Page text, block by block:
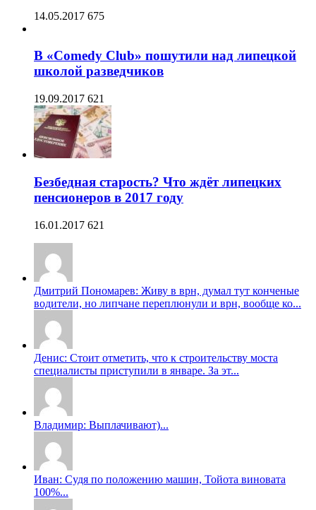
14.05.2017 675
В «Comedy Club» пошутили над липецкой
школой разведчиков
19.09.2017 621
Безбедная старость? Что ждёт липецких
пенсионеров в 2017 году
16.01.2017 621
Дмитрий Пономарев: Живу в врн, думал тут конченые
водители, но липчане переплюнули и врн, вообще ко...
Денис: Стоит отметить, что к строительству моста
специалисты приступили в январе. За эт...
Владимир: Выплачивают)...
Иван: Судя по положению машин, Тойота виновата
100%...